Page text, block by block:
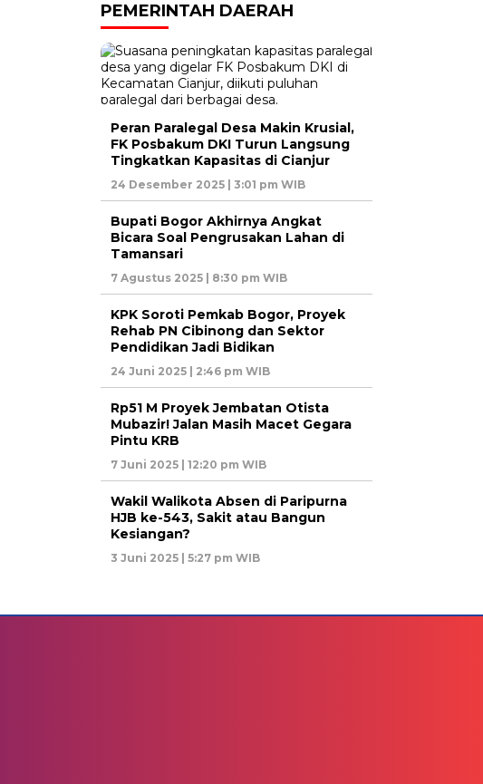
PEMERINTAH DAERAH
Peran Paralegal Desa Makin Krusial,
FK Posbakum DKI Turun Langsung
Tingkatkan Kapasitas di Cianjur
24 Desember 2025 | 3:01 pm WIB
Bupati Bogor Akhirnya Angkat
Bicara Soal Pengrusakan Lahan di
Tamansari
7 Agustus 2025 | 8:30 pm WIB
KPK Soroti Pemkab Bogor, Proyek
Rehab PN Cibinong dan Sektor
Pendidikan Jadi Bidikan
24 Juni 2025 | 2:46 pm WIB
Rp51 M Proyek Jembatan Otista
Mubazir! Jalan Masih Macet Gegara
Pintu KRB
7 Juni 2025 | 12:20 pm WIB
Wakil Walikota Absen di Paripurna
HJB ke-543, Sakit atau Bangun
Kesiangan?
3 Juni 2025 | 5:27 pm WIB